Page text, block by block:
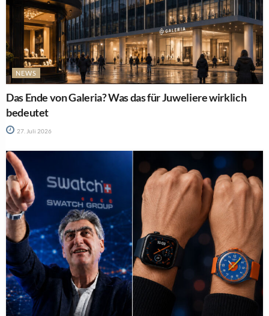
NEWS
Das Ende von Galeria? Was das für Juweliere wirklich
bedeutet
27. Juli 2026